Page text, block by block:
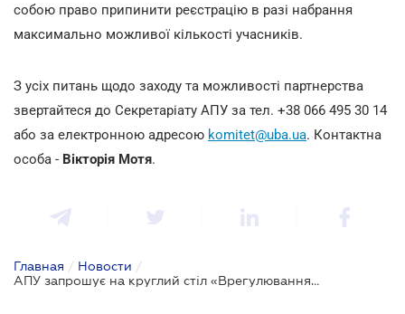
собою право припинити реєстрацію в разі набрання
максимально можливої кількості учасників.
З усіх питань щодо заходу та можливості партнерства
звертайтеся до Секретаріату АПУ за тел. +38 066 495 30 14
або за електронною адресою komitet@uba.ua. Контактна
особа - Вікторія Мотя.
Главная / Новости /
АПУ запрошує на круглий стіл «Врегулювання заборгованості фізосіб, які постраждали внаслідок війни — баланс інтересів боржників та кредиторів»